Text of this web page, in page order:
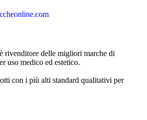
rivenditore delle migliori marche di
uso medico ed estetico.
con i più alti standard qualitativi per